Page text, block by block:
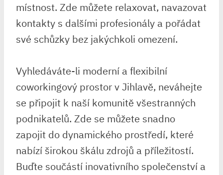
místnost. Zde můžete relaxovat, navazovat
kontakty s dalšími profesionály a pořádat
své schůzky bez jakýchkoli omezení.
Vyhledáváte-li moderní a flexibilní
coworkingový prostor v Jihlavě, neváhejte
se připojit k naší komunitě všestranných
podnikatelů. Zde se můžete snadno
zapojit do dynamického prostředí, které
nabízí širokou škálu zdrojů a příležitostí.
Buďte součástí inovativního společenství a